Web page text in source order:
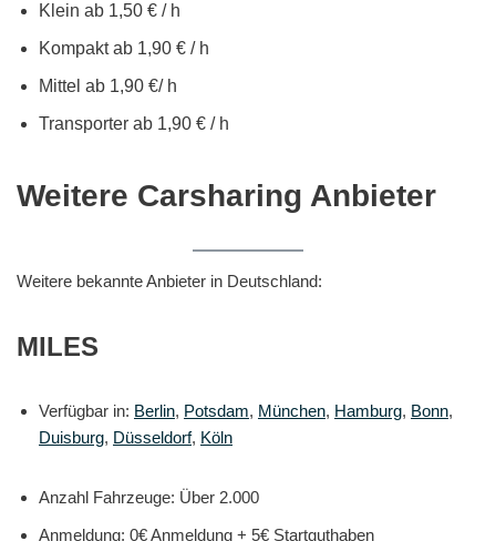
Klein ab 1,50 € / h
Kompakt ab 1,90 € / h
Mittel ab 1,90 €/ h
Transporter ab 1,90 € / h
Weitere Carsharing Anbieter
Weitere bekannte Anbieter in Deutschland:
MILES
Verfügbar in: Berlin, Potsdam, München, Hamburg, Bonn,
Duisburg, Düsseldorf, Köln
Anzahl Fahrzeuge: Über 2.000
Anmeldung: 0€ Anmeldung + 5€ Startguthaben